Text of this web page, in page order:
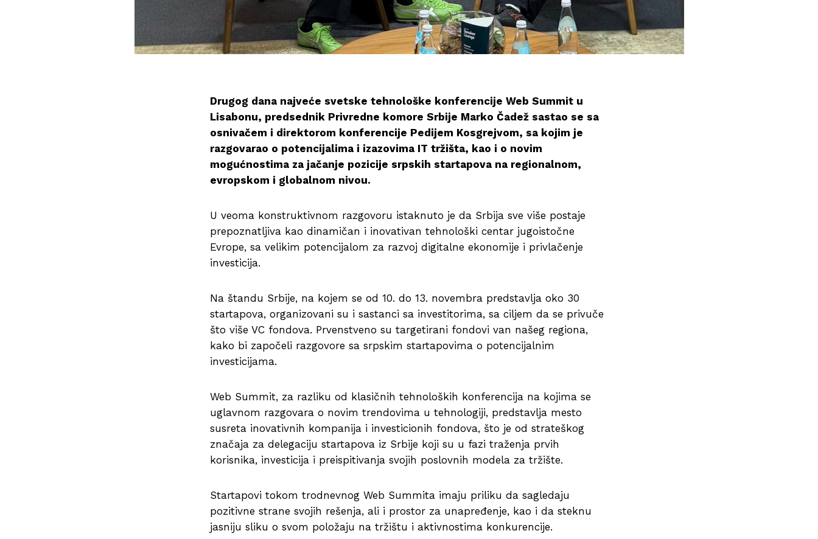
Drugog dana najveće svetske tehnološke konferencije Web Summit u
Lisabonu, predsednik Privredne komore Srbije Marko Čadež sastao se sa
osnivačem i direktorom konferencije Pedijem Kosgrejvom, sa kojim je
razgovarao o potencijalima i izazovima IT tržišta, kao i o novim
mogućnostima za jačanje pozicije srpskih startapova na regionalnom,
evropskom i globalnom nivou.
U veoma konstruktivnom razgovoru istaknuto je da Srbija sve više postaje
prepoznatljiva kao dinamičan i inovativan tehnološki centar jugoistočne
Evrope, sa velikim potencijalom za razvoj digitalne ekonomije i privlačenje
investicija.
Na štandu Srbije, na kojem se od 10. do 13. novembra predstavlja oko 30
startapova, organizovani su i sastanci sa investitorima, sa ciljem da se privuče
što više VC fondova. Prvenstveno su targetirani fondovi van našeg regiona,
kako bi započeli razgovore sa srpskim startapovima o potencijalnim
investicijama.
Web Summit, za razliku od klasičnih tehnoloških konferencija na kojima se
uglavnom razgovara o novim trendovima u tehnologiji, predstavlja mesto
susreta inovativnih kompanija i investicionih fondova, što je od strateškog
značaja za delegaciju startapova iz Srbije koji su u fazi traženja prvih
korisnika, investicija i preispitivanja svojih poslovnih modela za tržište.
Startapovi tokom trodnevnog Web Summita imaju priliku da sagledaju
pozitivne strane svojih rešenja, ali i prostor za unapređenje, kao i da steknu
jasniju sliku o svom položaju na tržištu i aktivnostima konkurencije.